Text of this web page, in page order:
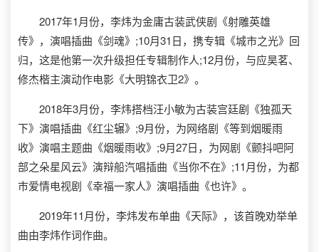
2017年1月份，李炜为金庸古装武侠剧《射雕英雄
传》，演唱插曲《剑魂》;10月31日，携专辑《城市之光》回
归，这是他第一次升级担任专辑制作人;12月份，与应昊茗、
修杰楷主演动作电影《大明锦衣卫2》。
2018年3月份，李炜搭档汪小敏为古装宫廷剧《独孤天
下》演唱插曲《红尘辗》;9月份，为网络剧《等到烟暖雨
收》演唱主题曲《烟暖雨收》;9月27日，为网剧《颤抖吧阿
部之朵星风云》演辩船汽唱插曲《当你不在》;11月份，为都
市爱情电视剧《幸福一家人》演唱插曲《也许》。
2019年11月份，李炜发布单曲《天际》，该首晚劝举单
曲由李炜作词作曲。